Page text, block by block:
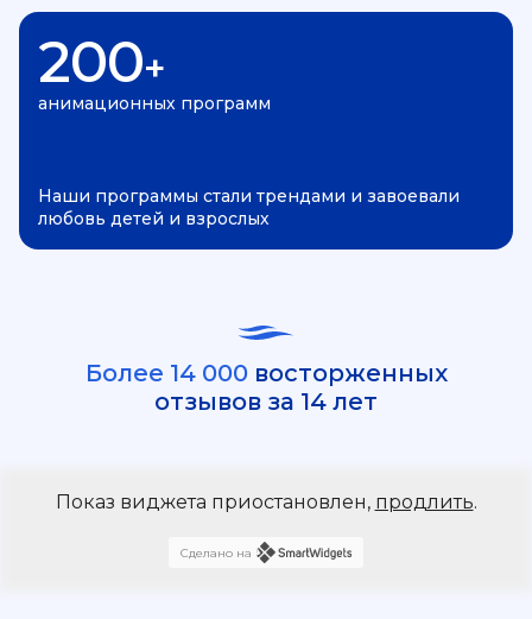
200+
анимационных программ
Наши программы стали трендами и завоевали
любовь детей и взрослых
Более 14 000восторженных
отзывов за 14 лет
Показ виджета приостановлен, продлить.
Сделано на